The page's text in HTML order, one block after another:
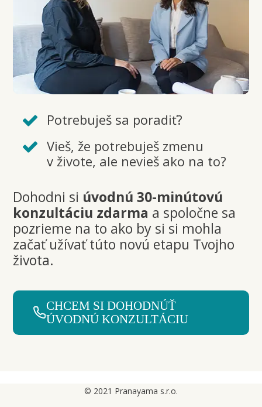
Potrebuješ sa poradiť?
Vieš, že potrebuješ zmenu
v živote, ale nevieš ako na to?
Dohodni si úvodnú 30-minútovú
konzultáciu zdarma a spoločne sa
pozrieme na to ako by si si mohla
začať užívať túto novú etapu Tvojho
života.
CHCEM SI DOHODNÚŤ
ÚVODNÚ KONZULTÁCIU
© 2021 Pranayama s.r.o.